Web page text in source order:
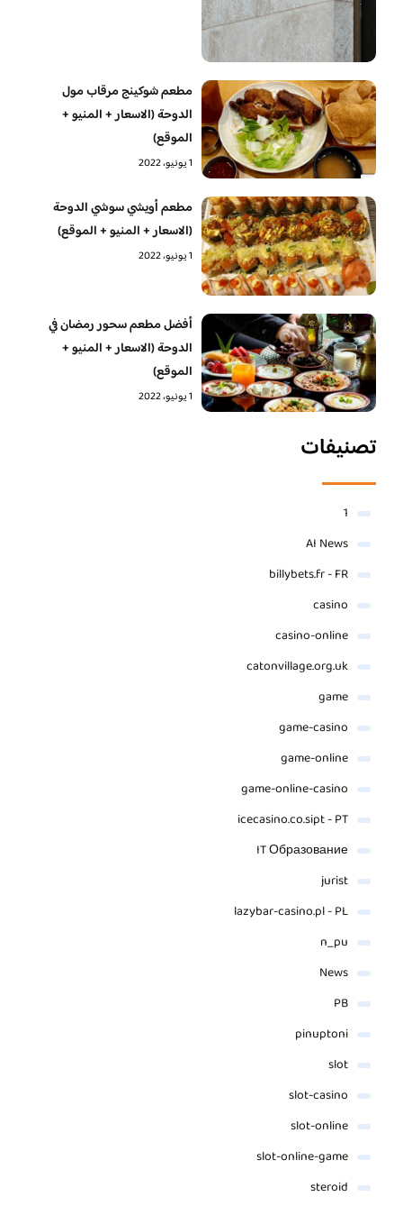
مطعم شوكينج مرقاب مول
الدوحة (الاسعار + المنيو +
الموقع)
1 يونيو، 2022
مطعم أويشي سوشي الدوحة
(الاسعار + المنيو + الموقع)
1 يونيو، 2022
أفضل مطعم سحور رمضان في
الدوحة (الاسعار + المنيو +
الموقع)
1 يونيو، 2022
تصنيفات
1
AI News
billybets.fr - FR
casino
casino-online
catonvillage.org.uk
game
game-casino
game-online
game-online-casino
icecasino.co.sipt - PT
IT Образование
jurist
lazybar-casino.pl - PL
n_pu
News
PB
pinuptoni
slot
slot-casino
slot-online
slot-online-game
steroid